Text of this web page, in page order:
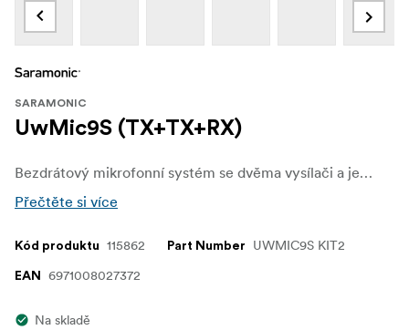
SARAMONIC
UwMic9S (TX+TX+RX)
Bezdrátový mikrofonní systém se dvěma vysílači a jedním přijímačem.
Přečtěte si více
Kód produktu 115862 Part Number UWMIC9S KIT2
EAN 6971008027372
Na skladě